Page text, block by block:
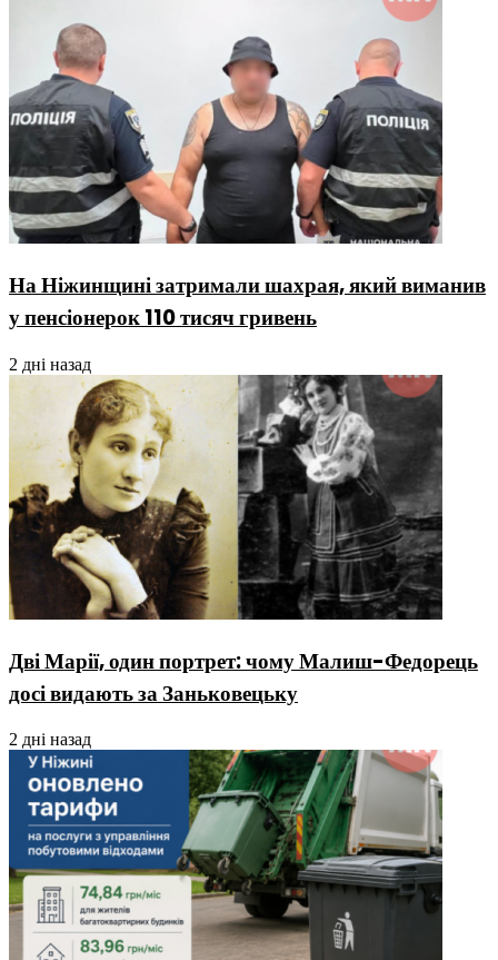
На Ніжинщині затримали шахрая, який виманив
у пенсіонерок 110 тисяч гривень
2 дні назад
Дві Марії, один портрет: чому Малиш-Федорець
досі видають за Заньковецьку
2 дні назад